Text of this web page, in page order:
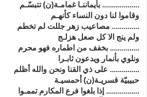
................... بأيماننـا غمامـة(ن) تتبسّـم
وقاموا لنا دون النساء كأنهـم
.............. مصاعيب زهر جللت لم تخطم
ولم ينج الا كل صعل هزلـج
............... بخفف من اطماره فهو محرم
ونلوي بأنمار ويدعون ثابـرا
............... على ذي القنا ونحن والله أظلم
حبيبيّة قسريـة(ن) أحمسيـة
................. إذا بلغوا فرع المكارم تممـوا